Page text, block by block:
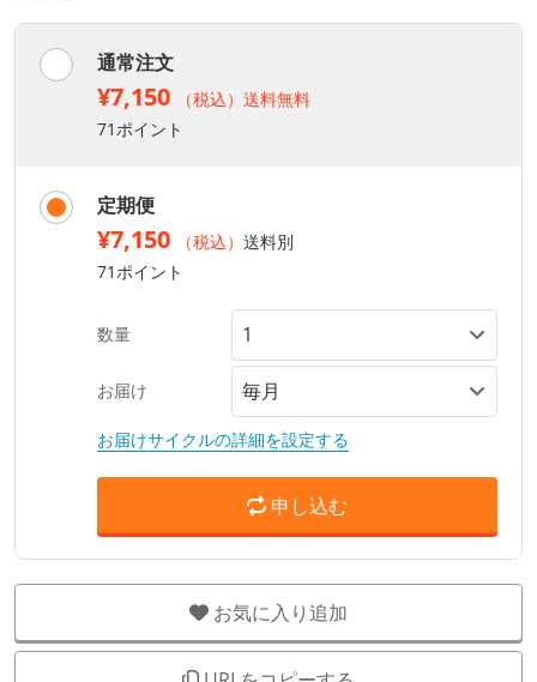
通常注文
¥7,150
（税込）送料無料
71ポイント
定期便
¥7,150 （税込） 送料別
71ポイント
数量
お届け
お届けサイクルの詳細を設定する
申し込む
お気に入り追加